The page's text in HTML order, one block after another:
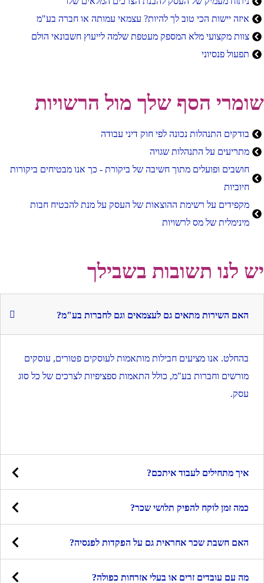
איזה יישות הכי טוב לך להיות? עצמאי עמותה או חברה בע"מ
צוות מקצועי מלא המספק מעטפת שלמה לייעוץ חשבונאי הולם
תפעול פנסיוני
שומרי הסף שלך מול הרשויות
בודקים התנהלות נכונה לפי חוק דיני עבודה
מתריעים על התנהלות שגויה
חושבים ופועלים מתוך חשיבה של ביקורת - כך אנו מבטיחים ביקורות
חיוביות
מקפידים על רשימת ההוצאות של העסק על מנת להבטיח חבות
מינימלית של מס לרשויות
יש לנו תשובות בשבילך
האם השירות מתאים גם לעצמאים וגם לחברות בע"מ?
בהחלט. אנו מציעים חבילות מותאמות לעוסקים פטורים, עוסקים
מורשים וחברות בע"מ, כולל התאמות ספציפיות לצרכים של כל סוג
עסק.
איך מתחילים לעבוד איתכם?
כמה זמן לוקח להפיק תלושי שכר?
האם חשבת שכר אחראית גם על הפקדות לפנסיה?
מה עם עובדים זרים או בעלי אזרחות כפולה?